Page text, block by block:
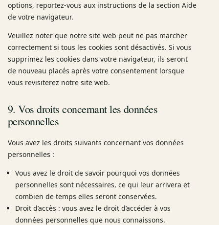
options, reportez-vous aux instructions de la section Aide
de votre navigateur.
Veuillez noter que notre site web peut ne pas marcher
correctement si tous les cookies sont désactivés. Si vous
supprimez les cookies dans votre navigateur, ils seront
de nouveau placés après votre consentement lorsque
vous revisiterez notre site web.
9. Vos droits concernant les données
personnelles
Vous avez les droits suivants concernant vos données
personnelles :
Vous avez le droit de savoir pourquoi vos données
personnelles sont nécessaires, ce qui leur arrivera et
combien de temps elles seront conservées.
Droit d’accès : vous avez le droit d’accéder à vos
données personnelles que nous connaissons.